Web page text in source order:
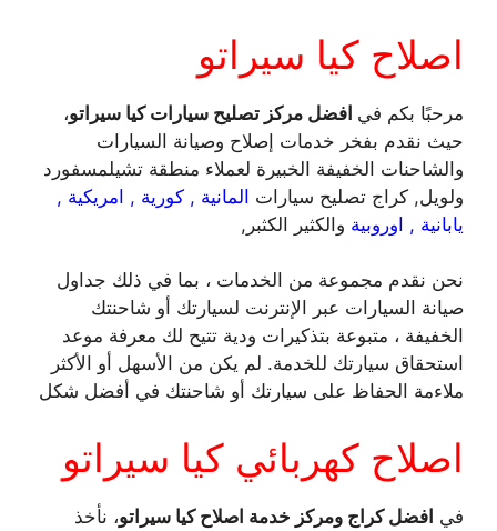
اصلاح كيا سيراتو
مرحبًا بكم في افضل مركز تصليح سيارات كيا سيراتو،
حيث نقدم بفخر خدمات إصلاح وصيانة السيارات
والشاحنات الخفيفة الخبيرة لعملاء منطقة تشيلمسفورد
ولويل, كراج تصليح سيارات المانية , كورية , امريكية ,
يابانية , اوروبية والكثير الكثبر,
نحن نقدم مجموعة من الخدمات ، بما في ذلك جداول
صيانة السيارات عبر الإنترنت لسيارتك أو شاحنتك
الخفيفة ، متبوعة بتذكيرات ودية تتيح لك معرفة موعد
استحقاق سيارتك للخدمة. لم يكن من الأسهل أو الأكثر
ملاءمة الحفاظ على سيارتك أو شاحنتك في أفضل شكل
اصلاح كهربائي كيا سيراتو
في افضل كراج ومركز خدمة اصلاح كيا سيراتو، نأخذ